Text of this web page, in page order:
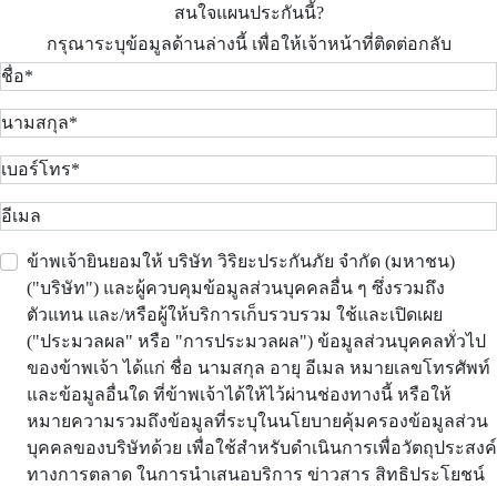
สนใจแผนประกันนี้?
กรุณาระบุข้อมูลด้านล่างนี้ เพื่อให้เจ้าหน้าที่ติดต่อกลับ
ข้าพเจ้ายินยอมให้ บริษัท วิริยะประกันภัย จำกัด (มหาชน)
("บริษัท") และผู้ควบคุมข้อมูลส่วนบุคคลอื่น ๆ ซึ่งรวมถึง
ตัวแทน และ/หรือผู้ให้บริการเก็บรวบรวม ใช้และเปิดเผย
("ประมวลผล" หรือ "การประมวลผล") ข้อมูลส่วนบุคคลทั่วไป
ของข้าพเจ้า ได้แก่ ชื่อ นามสกุล อายุ อีเมล หมายเลขโทรศัพท์
และข้อมูลอื่นใด ที่ข้าพเจ้าได้ให้ไว้ผ่านช่องทางนี้ หรือให้
หมายความรวมถึงข้อมูลที่ระบุในนโยบายคุ้มครองข้อมูลส่วน
บุคคลของบริษัทด้วย เพื่อใช้สำหรับดำเนินการเพื่อวัตถุประสงค์
ทางการตลาด ในการนำเสนอบริการ ข่าวสาร สิทธิประโยชน์